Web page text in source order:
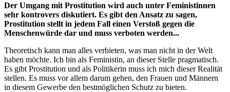
Der Umgang mit Prostitution wird auch unter Feministinnen
sehr kontrovers diskutiert. Es gibt den Ansatz zu sagen,
Prostitution stellt in jedem Fall einen Verstoß gegen die
Menschenwürde dar und muss verboten werden...
Theoretisch kann man alles verbieten, was man nicht in der Welt
haben möchte. Ich bin als Feministin, an dieser Stelle pragmatisch.
Es gibt Prostitution und als Politikerin muss ich mich dieser Realität
stellen. Es muss vor allem darum gehen, den Frauen und Männern
in diesem Gewerbe den bestmöglichen Schutz zu bieten.